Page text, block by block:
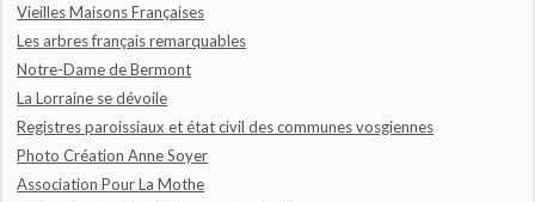
Vieilles Maisons Françaises
Les arbres français remarquables
Notre-Dame de Bermont
La Lorraine se dévoile
Registres paroissiaux et état civil des communes vosgiennes
Photo Création Anne Soyer
Association Pour La Mothe